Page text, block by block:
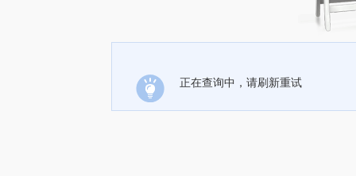
正在查询中，请刷新重试